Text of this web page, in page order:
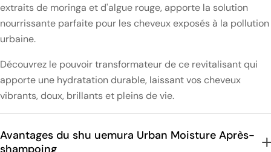
extraits de moringa et d'algue rouge, apporte la solution
nourrissante parfaite pour les cheveux exposés à la pollution
urbaine.
Découvrez le pouvoir transformateur de ce revitalisant qui
apporte une hydratation durable, laissant vos cheveux
vibrants, doux, brillants et pleins de vie.
Avantages du shu uemura Urban Moisture Après-
shampoing